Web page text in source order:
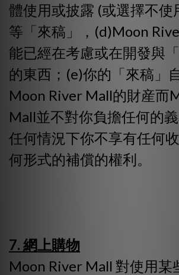
體使用或披露 (或選擇不使
等「來稿」，(d)Moon
能已經在考慮或在開發與
的東西；(e)你的「來稿」
Moon River Mall的財産而
Mall並不對你負擔任何的
任何情況下你不享有任何
何形式的補償的權利。
7. 網上購物
Moon River Mall 對使用某